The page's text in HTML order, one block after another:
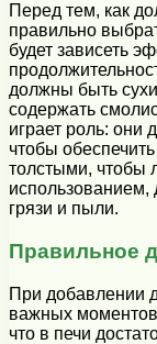
Перед тем, как
правильно
будет зависеть
должны быть
содержать
играет роль: они
чтобы
толстыми, чтобы
использованием,
грязи и пыли.
Правильное
При добавлении
важных
что в печи